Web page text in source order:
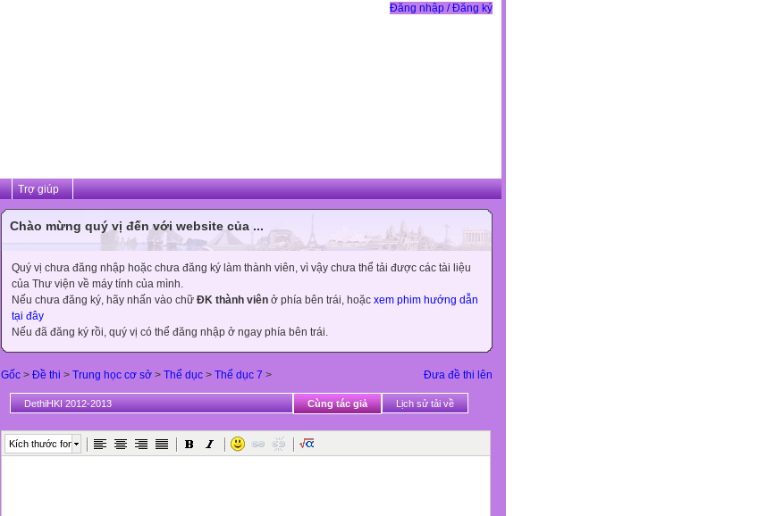
Đăng nhập / Đăng ký
Trợ giúp
Chào mừng quý vị đến với website của ...
Quý vị chưa đăng nhập hoặc chưa đăng ký làm thành viên, vì vậy chưa thể tải được các tài liệu
của Thư viện về máy tính của mình.
Nếu chưa đăng ký, hãy nhấn vào chữ ĐK thành viên ở phía bên trái, hoặc xem phim hướng dẫn
tại đây
Nếu đã đăng ký rồi, quý vị có thể đăng nhập ở ngay phía bên trái.
Đưa đề thi lên
Gốc > Đề thi > Trung học cơ sở > Thể dục > Thể dục 7 >
DethiHKI 2012-2013 Cùng tác giả Lịch sử tải về
Kích thước font